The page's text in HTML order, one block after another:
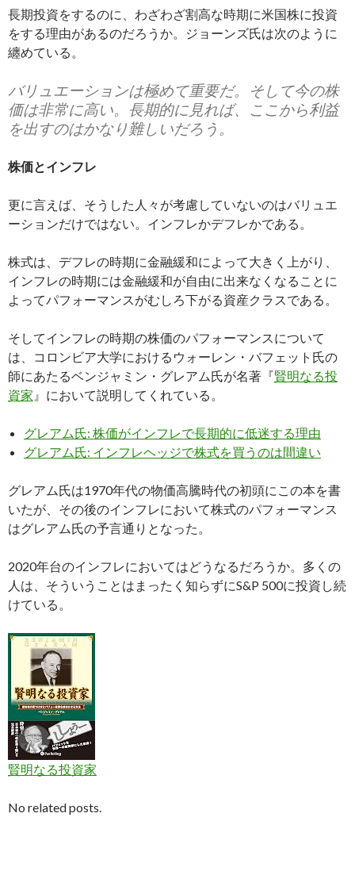
長期投資をするのに、わざわざ割高な時期に米国株に投資
をする理由があるのだろうか。ジョーンズ氏は次のように
纏めている。
バリュエーションは極めて重要だ。そして今の株
価は非常に高い。長期的に見れば、ここから利益
を出すのはかなり難しいだろう。
株価とインフレ
更に言えば、そうした人々が考慮していないのはバリュエ
ーションだけではない。インフレかデフレかである。
株式は、デフレの時期に金融緩和によって大きく上がり、
インフレの時期には金融緩和が自由に出来なくなることに
よってパフォーマンスがむしろ下がる資産クラスである。
そしてインフレの時期の株価のパフォーマンスについて
は、コロンビア大学におけるウォーレン・バフェット氏の
師にあたるベンジャミン・グレアム氏が名著『賢明なる投
資家 』において説明してくれている。
グレアム氏: 株価がインフレで長期的に低迷する理由
グレアム氏: インフレヘッジで株式を買うのは間違い
グレアム氏は1970年代の物価高騰時代の初頭にこの本を書
いたが、その後のインフレにおいて株式のパフォーマンス
はグレアム氏の予言通りとなった。
2020年台のインフレにおいてはどうなるだろうか。多くの
人は、そういうことはまったく知らずにS&P 500に投資し続
けている。
賢明なる投資家
No related posts.